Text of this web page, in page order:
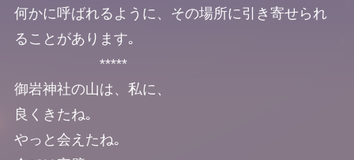
何かに呼ばれるように、その場所に引き寄せられ
ることがあります｡
*****
御岩神社の山は、私に、
良くきたね｡
やっと会えたね｡